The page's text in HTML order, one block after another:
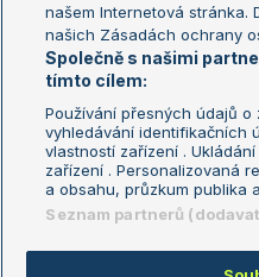
Livesport Daily
LS Prague Open
Podmínky užití
GDPR a žurnalistika
Kontakt
našem Internetová stránka.
našich Zásadách ochrany
Společně s našimi
tímto cílem:
Používání přesných údajů o
vyhledávání identifikačních
vlastností zařízení .
zařízení . Personalizovaná
a obsahu, průzkum publika
Seznam partnerů